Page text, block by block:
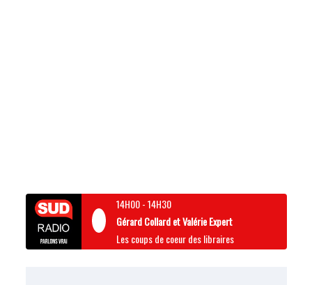
14H00-14H30
Gérard Collard et Valérie Expert
Les coups de coeur des libraires